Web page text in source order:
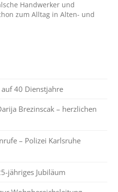
Handwerker und
zum Alltag in Alten- und
40 Dienstjahre
Brezinscak – herzlichen
– Polizei Karlsruhe
jähriges Jubiläum